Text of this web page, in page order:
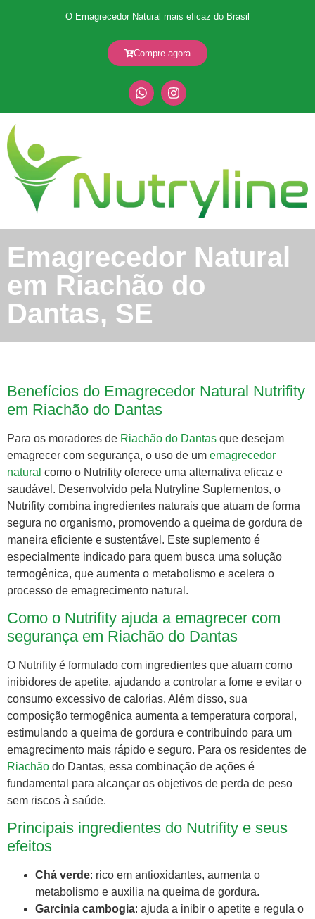
O Emagrecedor Natural mais eficaz do Brasil
Compre agora
Emagrecedor Natural
em Riachão do
Dantas, SE
Benefícios do Emagrecedor Natural Nutrifity
em Riachão do Dantas
Para os moradores de Riachão do Dantas que desejam
emagrecer com segurança, o uso de um emagrecedor
natural como o Nutrifity oferece uma alternativa eficaz e
saudável. Desenvolvido pela Nutryline Suplementos, o
Nutrifity combina ingredientes naturais que atuam de forma
segura no organismo, promovendo a queima de gordura de
maneira eficiente e sustentável. Este suplemento é
especialmente indicado para quem busca uma solução
termogênica, que aumenta o metabolismo e acelera o
processo de emagrecimento natural.
Como o Nutrifity ajuda a emagrecer com
segurança em Riachão do Dantas
O Nutrifity é formulado com ingredientes que atuam como
inibidores de apetite, ajudando a controlar a fome e evitar o
consumo excessivo de calorias. Além disso, sua
composição termogênica aumenta a temperatura corporal,
estimulando a queima de gordura e contribuindo para um
emagrecimento mais rápido e seguro. Para os residentes de
Riachão do Dantas, essa combinação de ações é
fundamental para alcançar os objetivos de perda de peso
sem riscos à saúde.
Principais ingredientes do Nutrifity e seus
efeitos
Chá verde: rico em antioxidantes, aumenta o
metabolismo e auxilia na queima de gordura.
Garcinia cambogia: ajuda a inibir o apetite e regula o